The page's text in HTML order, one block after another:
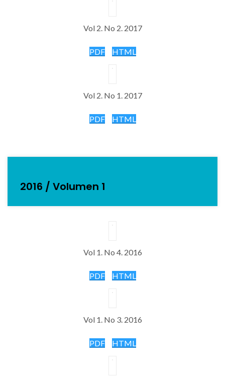
Vol 2. No 2. 2017
PDF HTML
Vol 2. No 1. 2017
PDF HTML
2016 / Volumen 1
Vol 1. No 4. 2016
PDF HTML
Vol 1. No 3. 2016
PDF HTML